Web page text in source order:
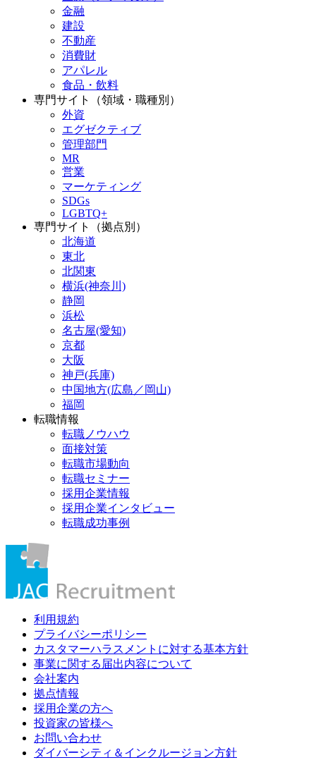
金融
建設
不動産
消費財
アパレル
食品・飲料
専門サイト（領域・職種別）
外資
エグゼクティブ
管理部門
MR
営業
マーケティング
SDGs
LGBTQ+
専門サイト（拠点別）
北海道
東北
北関東
横浜(神奈川)
静岡
浜松
名古屋(愛知)
京都
大阪
神戸(兵庫)
中国地方(広島／岡山)
福岡
転職情報
転職ノウハウ
面接対策
転職市場動向
転職セミナー
採用企業情報
採用企業インタビュー
転職成功事例
利用規約
プライバシーポリシー
カスタマーハラスメントに対する基本方針
事業に関する届出内容について
会社案内
拠点情報
採用企業の方へ
投資家の皆様へ
お問い合わせ
ダイバーシティ＆インクルージョン方針